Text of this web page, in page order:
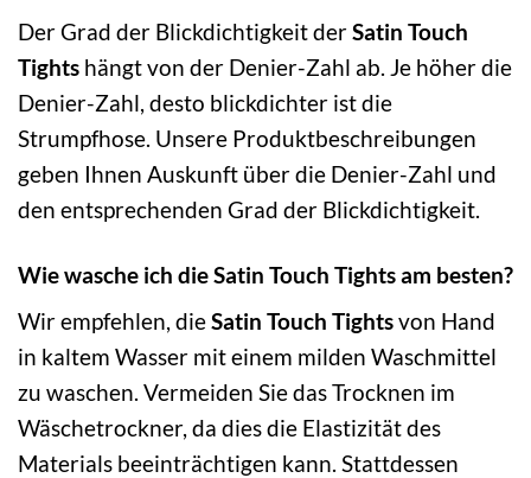
Der Grad der Blickdichtigkeit derSatin Touch
Tights hängt von der Denier-Zahl ab. Je höher die
Denier-Zahl, desto blickdichter ist die
Strumpfhose. Unsere Produktbeschreibungen
geben Ihnen Auskunft über die Denier-Zahl und
den entsprechenden Grad der Blickdichtigkeit.
Wie wasche ich die Satin Touch Tights am besten?
Wir empfehlen, dieSatin Touch Tightsvon Hand
in kaltem Wasser mit einem milden Waschmittel
zu waschen. Vermeiden Sie das Trocknen im
Wäschetrockner, da dies die Elastizität des
Materials beeinträchtigen kann. Stattdessen